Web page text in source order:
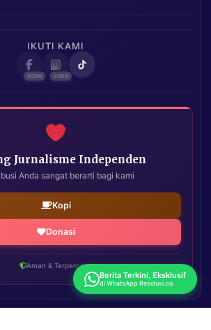
IKUTI KAMI
Jurnalisme Independen
Anda sangat berarti bagi kami
Kopi
Donasi
Aman & Terpercaya
Berita Terkini, Eksklusif
di WhatsApp Resolusi.co